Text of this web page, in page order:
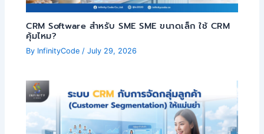
CRM Software สำหรับ SME SME ขนาดเล็ก ใช้ CRM
คุ้มไหม?
By InfinityCode/July 29, 2026